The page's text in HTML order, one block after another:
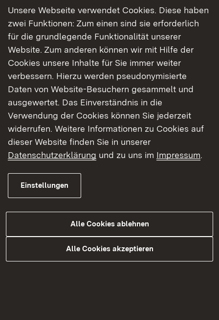
Die Arbeit der städtebaulichen Denkmalpflege
ist auf die Erfassung und Vermittlung
flächenhafter historischer Zusammenhänge
ausgerichtet, wie z.B. die in Baden-
Württemberg als Gesamtanlagen geschützten
historischen Stadt- und Dorfkerne. Als Träger
öffentlicher Belange nimmt die städtebauliche
Denkmalpflege zur Raum- und Fachplanungen
Stellung.
Weitere Informationen
Externer Link:
Denkmalpflege in Baden-Württemberg
Unsere Webseite verwendet Cookies. Diese haben
zwei Funktionen: Zum einen sind sie erforderlich
für die grundlegende Funktionalität unserer
Website. Zum anderen können wir mit Hilfe der
Cookies unsere Inhalte für Sie immer weiter
verbessern. Hierzu werden pseudonymisierte
Daten von Website-Besuchern gesammelt und
ausgewertet. Das Einverständnis in die
Verwendung der Cookies können Sie jederzeit
widerrufen. Weitere Informationen zu Cookies auf
dieser Website finden Sie in unserer
Datenschutzerklärung und zu uns im Impressum.
Einstellungen
Alle Cookies ablehnen
Alle Cookies akzeptieren